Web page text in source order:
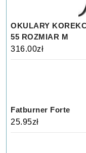
OKULARY
55 ROZMIAR M
316.00zł
Fatburner Forte
25.95zł